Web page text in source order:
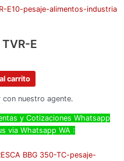
E
carrito
nuestro agente.
y Cotizaciones Whatsapp
via Whatsapp WA :